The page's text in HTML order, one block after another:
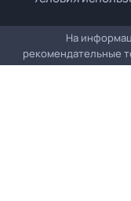
На
рекомендательные